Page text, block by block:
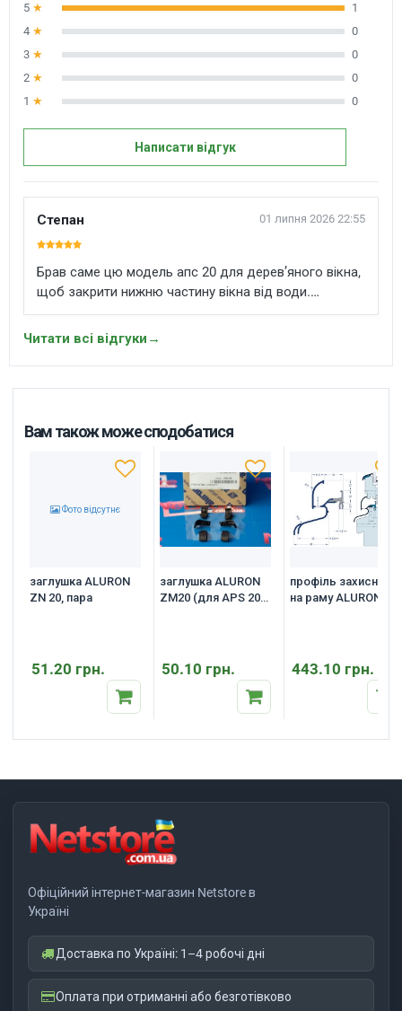
5 ★
1
4 ★
0
3 ★
0
2 ★
0
1 ★ 0
Написати відгук
Степан 01 липня 2026 22:55
Брав саме цю модель апс 20 для дерев’яного вікна,
щоб закрити нижню частину вікна від води.
Профіль акуратний, алюміній виглядає якісно, по
довжині легко підрізається під потрібний розмір.
Встановив на силікон, сів нормально. Після монтажу
низ стулки виглядає охайніше і є відчуття що
дерево буде краще захищене від дощу та вологи.
Читати всі відгуки →
Вам також може сподобатися
Фото відсутнє
заглушка ALURON
ZN 20, пара
51.20 грн.
заглушка ALURON
ZM20 (для APS 20),
50.10 грн.
профіль захисний
на раму ALURON
443.10 грн.
Офіційний інтернет-магазин Netstore в
Україні
Доставка по Україні: 1–4 робочі дні
Оплата при отриманні або безготівково